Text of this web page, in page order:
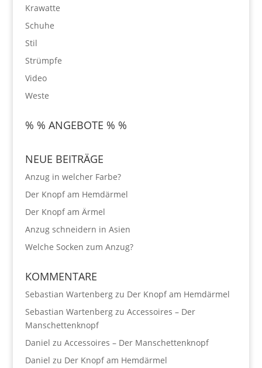
Krawatte
Schuhe
Stil
Strümpfe
Video
Weste
% % ANGEBOTE % %
NEUE BEITRÄGE
Anzug in welcher Farbe?
Der Knopf am Hemdärmel
Der Knopf am Ärmel
Anzug schneidern in Asien
Welche Socken zum Anzug?
KOMMENTARE
Sebastian Wartenbergzu Der Knopf am Hemdärmel
Sebastian Wartenbergzu Accessoires – Der
Manschettenknopf
Daniel zu Accessoires – Der Manschettenknopf
Daniel zu Der Knopf am Hemdärmel